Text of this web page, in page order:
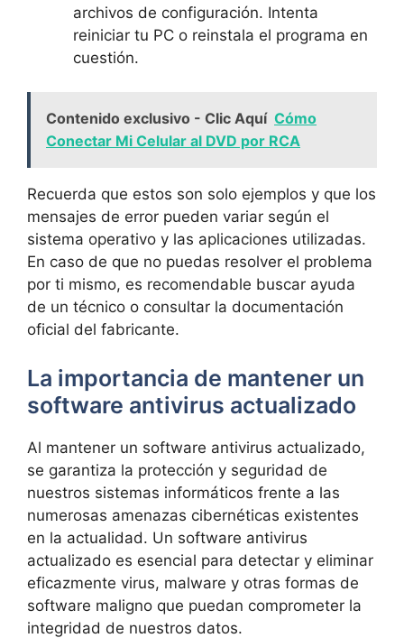
archivos de configuración. Intenta
reiniciar⁤ tu ‍PC ‍o reinstala el programa en ​
cuestión.
Contenido exclusivo - Clic Aquí Cómo
Conectar Mi Celular al DVD por RCA
Recuerda que estos son solo⁤ ejemplos y que los
mensajes de error pueden variar según el
sistema operativo‍ y⁤ las aplicaciones ‍utilizadas.
En​ caso de‍ que ⁣no ‌puedas resolver⁢ el problema
por ti mismo, es recomendable buscar ayuda
de un técnico o consultar la documentación
oficial‌ del fabricante.
La importancia de mantener un‍
software antivirus actualizado
Al mantener un software antivirus actualizado,
se garantiza la protección ⁢y‌ seguridad de
nuestros sistemas informáticos frente a las
‍numerosas amenazas⁤ cibernéticas existentes
en la actualidad. Un software antivirus
actualizado es esencial para detectar⁢ y eliminar
eficazmente virus,‍ malware ‌y otras⁤ formas de
software maligno que puedan comprometer la
integridad de nuestros datos.